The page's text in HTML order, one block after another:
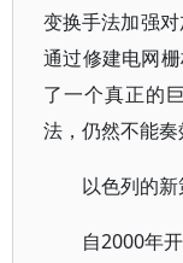
变换手法加强
通过修建电网
了一个真正的
法，仍然不能奏
以色列的新
自2000年